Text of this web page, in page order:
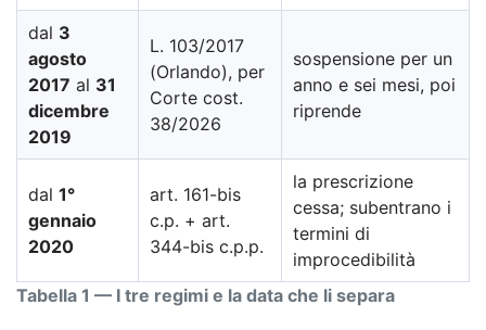
Tabella 1 — I tre regimi e la data che li separa
dal 3
agosto
2017 al 31
dicembre
2019
L. 103/2017
(Orlando), per
Corte cost.
38/2026
sospensione per un
anno e sei mesi, poi
riprende
dal 1°
gennaio
2020
art. 161-bis
c.p. + art.
344-bis c.p.p.
la prescrizione
cessa; subentrano i
termini di
improcedibilità